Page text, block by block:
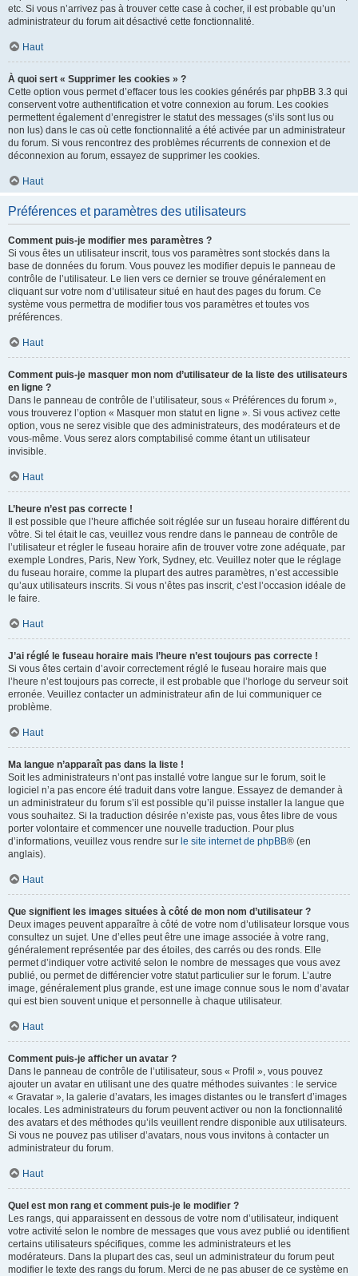
etc. Si vous n’arrivez pas à trouver cette case à cocher, il est probable qu’un
administrateur du forum ait désactivé cette fonctionnalité.
Haut
À quoi sert « Supprimer les cookies » ?
Cette option vous permet d’effacer tous les cookies générés par phpBB 3.3 qui
conservent votre authentification et votre connexion au forum. Les cookies
permettent également d’enregistrer le statut des messages (s’ils sont lus ou
non lus) dans le cas où cette fonctionnalité a été activée par un administrateur
du forum. Si vous rencontrez des problèmes récurrents de connexion et de
déconnexion au forum, essayez de supprimer les cookies.
Haut
Préférences et paramètres des utilisateurs
Comment puis-je modifier mes paramètres ?
Si vous êtes un utilisateur inscrit, tous vos paramètres sont stockés dans la
base de données du forum. Vous pouvez les modifier depuis le panneau de
contrôle de l’utilisateur. Le lien vers ce dernier se trouve généralement en
cliquant sur votre nom d’utilisateur situé en haut des pages du forum. Ce
système vous permettra de modifier tous vos paramètres et toutes vos
préférences.
Haut
Comment puis-je masquer mon nom d’utilisateur de la liste des utilisateurs
en ligne ?
Dans le panneau de contrôle de l’utilisateur, sous « Préférences du forum »,
vous trouverez l’option « Masquer mon statut en ligne ». Si vous activez cette
option, vous ne serez visible que des administrateurs, des modérateurs et de
vous-même. Vous serez alors comptabilisé comme étant un utilisateur
invisible.
Haut
L’heure n’est pas correcte !
Il est possible que l’heure affichée soit réglée sur un fuseau horaire différent du
vôtre. Si tel était le cas, veuillez vous rendre dans le panneau de contrôle de
l’utilisateur et régler le fuseau horaire afin de trouver votre zone adéquate, par
exemple Londres, Paris, New York, Sydney, etc. Veuillez noter que le réglage
du fuseau horaire, comme la plupart des autres paramètres, n’est accessible
qu’aux utilisateurs inscrits. Si vous n’êtes pas inscrit, c’est l’occasion idéale de
le faire.
Haut
J’ai réglé le fuseau horaire mais l’heure n’est toujours pas correcte !
Si vous êtes certain d’avoir correctement réglé le fuseau horaire mais que
l’heure n’est toujours pas correcte, il est probable que l’horloge du serveur soit
erronée. Veuillez contacter un administrateur afin de lui communiquer ce
problème.
Haut
Ma langue n’apparaît pas dans la liste !
Soit les administrateurs n’ont pas installé votre langue sur le forum, soit le
logiciel n’a pas encore été traduit dans votre langue. Essayez de demander à
un administrateur du forum s’il est possible qu’il puisse installer la langue que
vous souhaitez. Si la traduction désirée n’existe pas, vous êtes libre de vous
porter volontaire et commencer une nouvelle traduction. Pour plus
d’informations, veuillez vous rendre sur le site internet de phpBB® (en
anglais).
Haut
Que signifient les images situées à côté de mon nom d’utilisateur ?
Deux images peuvent apparaître à côté de votre nom d’utilisateur lorsque vous
consultez un sujet. Une d’elles peut être une image associée à votre rang,
généralement représentée par des étoiles, des carrés ou des ronds. Elle
permet d’indiquer votre activité selon le nombre de messages que vous avez
publié, ou permet de différencier votre statut particulier sur le forum. L’autre
image, généralement plus grande, est une image connue sous le nom d’avatar
qui est bien souvent unique et personnelle à chaque utilisateur.
Haut
Comment puis-je afficher un avatar ?
Dans le panneau de contrôle de l’utilisateur, sous « Profil », vous pouvez
ajouter un avatar en utilisant une des quatre méthodes suivantes : le service
« Gravatar », la galerie d’avatars, les images distantes ou le transfert d’images
locales. Les administrateurs du forum peuvent activer ou non la fonctionnalité
des avatars et des méthodes qu’ils veuillent rendre disponible aux utilisateurs.
Si vous ne pouvez pas utiliser d’avatars, nous vous invitons à contacter un
administrateur du forum.
Haut
Quel est mon rang et comment puis-je le modifier ?
Les rangs, qui apparaissent en dessous de votre nom d’utilisateur, indiquent
votre activité selon le nombre de messages que vous avez publié ou identifient
certains utilisateurs spécifiques, comme les administrateurs et les
modérateurs. Dans la plupart des cas, seul un administrateur du forum peut
modifier le texte des rangs du forum. Merci de ne pas abuser de ce système en